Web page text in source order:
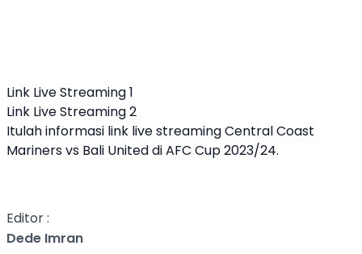
Link Live Streaming 1
Link Live Streaming 2
Itulah informasi link live streaming Central Coast
Mariners vs Bali United di AFC Cup 2023/24.
Editor :
Dede Imran